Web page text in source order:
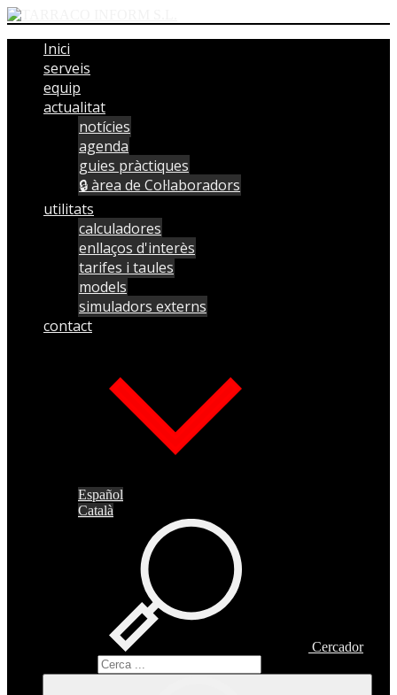
Inici
serveis
equip
actualitat
notícies
agenda
guies pràctiques
🔒 àrea de Col·laboradors
utilitats
calculadores
enllaços d'interès
tarifes i taules
models
simuladors externs
contact
Español
Català
Cercador